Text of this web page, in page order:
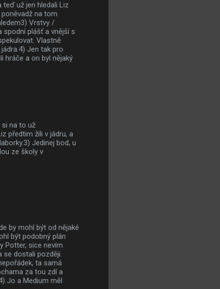
teď už jen hledali Liz
na tom
Vrstvy /
spodní plášť a vnější s
Vlastně
Jen tak pro
hráče a on byl nějaký
si na to už
předtim žili v jádru, a
Jedinej bod, u
ze školy v
by mohl být od nějaké
být podobný plán
Potter, sice nevím
se dostali později.
ta samá
za tou zdí a
Jo a Medium měl